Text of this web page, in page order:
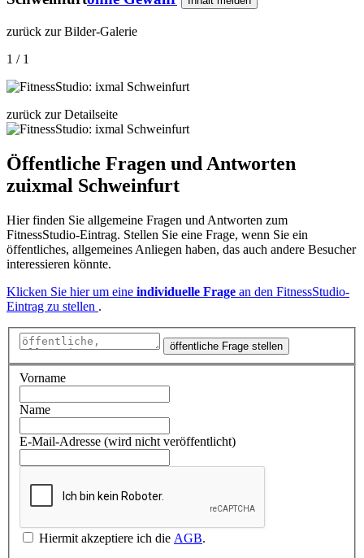
zurück zur Bilder-Galerie
1 / 1
zurück zur Detailseite
Öffentliche Fragen und Antworten
zuixmal Schweinfurt
Hier finden Sie allgemeine Fragen und Antworten zum
FitnessStudio-Eintrag. Stellen Sie eine Frage, wenn Sie ein
öffentliches, allgemeines Anliegen haben, das auch andere Besucher
interessieren könnte.
Klicken Sie hier um eine individuelle Frage an den FitnessStudio-
Eintrag zu stellen .
öffentliche Frage stellen
Vorname
Name
E-Mail-Adresse (wird nicht veröffentlicht)
Hiermit akzeptiere ich die AGB.